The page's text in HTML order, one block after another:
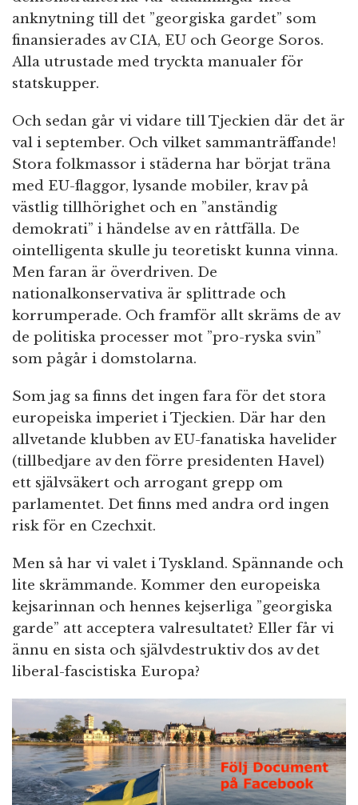
anknytning till det ”georgiska gardet” som
finansierades av CIA, EU och George Soros.
Alla utrustade med tryckta manualer för
statskupper.
Och sedan går vi vidare till Tjeckien där det är
val i september. Och vilket sammanträffande!
Stora folkmassor i städerna har börjat träna
med EU-flaggor, lysande mobiler, krav på
västlig tillhörighet och en ”anständig
demokrati” i händelse av en råttfälla. De
ointelligenta skulle ju teoretiskt kunna vinna.
Men faran är överdriven. De
nationalkonservativa är splittrade och
korrumperade. Och framför allt skräms de av
de politiska processer mot ”pro-ryska svin”
som pågår i domstolarna.
Som jag sa finns det ingen fara för det stora
europeiska imperiet i Tjeckien. Där har den
allvetande klubben av EU-fanatiska havelider
(tillbedjare av den förre presidenten Havel)
ett självsäkert och arrogant grepp om
parlamentet. Det finns med andra ord ingen
risk för en Czechxit.
Men så har vi valet i Tyskland. Spännande och
lite skrämmande. Kommer den europeiska
kejsarinnan och hennes kejserliga ”georgiska
garde” att acceptera valresultatet? Eller får vi
ännu en sista och självdestruktiv dos av det
liberal-fascistiska Europa?